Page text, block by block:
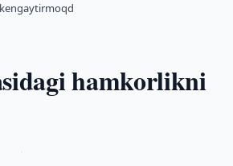
hamkorlikni